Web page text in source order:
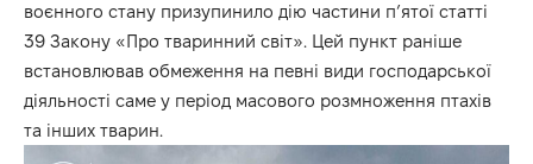
воєнного стану призупинило дію частини п’ятої статті
39 Закону «Про тваринний світ». Цей пункт раніше
встановлював обмеження на певні види господарської
діяльності саме у період масового розмноження птахів
та інших тварин.